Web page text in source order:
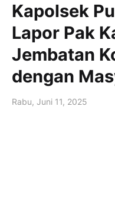
Kapolsek
Lapor Pak
Jembatan
dengan
Rabu, Juni 11, 2025